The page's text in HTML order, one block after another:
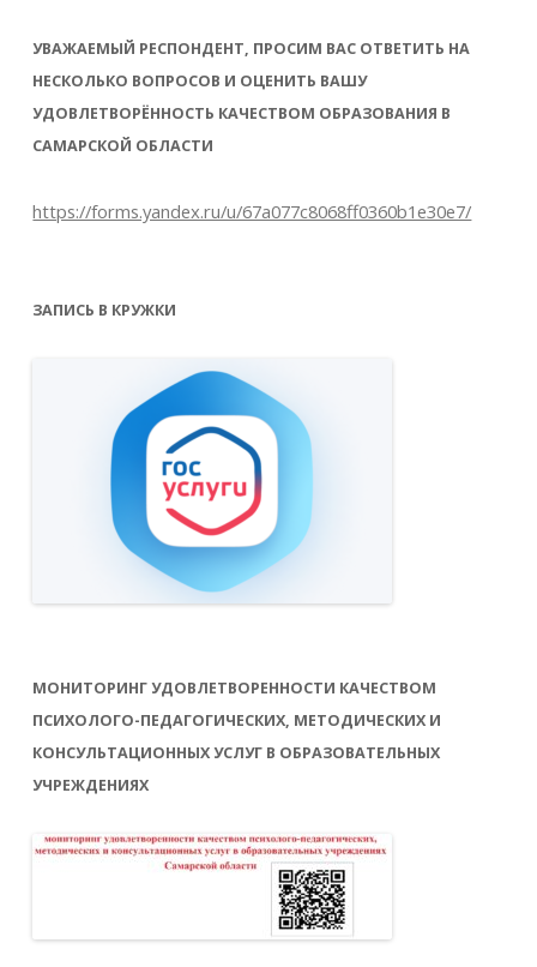
УВАЖАЕМЫЙ РЕСПОНДЕНТ, ПРОСИМ ВАС ОТВЕТИТЬ НА
НЕСКОЛЬКО ВОПРОСОВ И ОЦЕНИТЬ ВАШУ
УДОВЛЕТВОРЁННОСТЬ КАЧЕСТВОМ ОБРАЗОВАНИЯ В
САМАРСКОЙ ОБЛАСТИ
https://forms.yandex.ru/u/67a077c8068ff0360b1e30e7/
ЗАПИСЬ В КРУЖКИ
МОНИТОРИНГ УДОВЛЕТВОРЕННОСТИ КАЧЕСТВОМ
ПСИХОЛОГО-ПЕДАГОГИЧЕСКИХ, МЕТОДИЧЕСКИХ И
КОНСУЛЬТАЦИОННЫХ УСЛУГ В ОБРАЗОВАТЕЛЬНЫХ
УЧРЕЖДЕНИЯХ